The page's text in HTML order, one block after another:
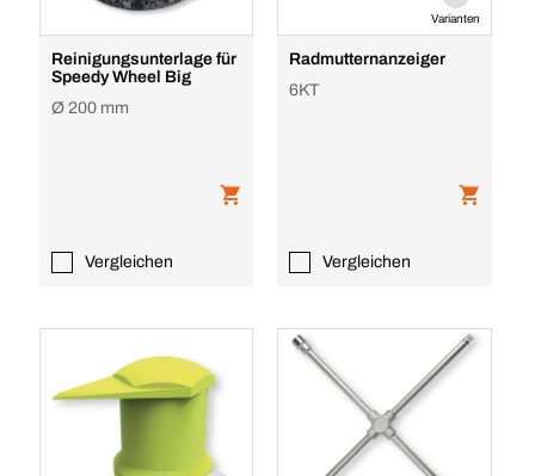
Reinigungsunterlage für
Speedy Wheel Big
Ø 200 mm
Vergleichen
Varianten
Radmutternanzeiger
6KT
Vergleichen